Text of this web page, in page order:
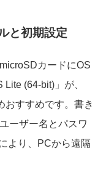
と初期設定
カードにOS
(64-bit)」が、
おすすめです。書き
ーザー名とパスワ
より、PCから遠隔